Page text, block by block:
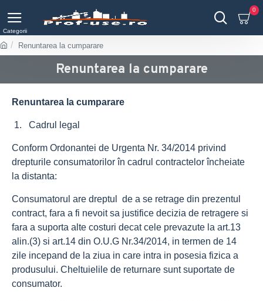
0
Renuntarea la cumparare
Renuntarea la cumparare
Renuntarea la cumparare
1. Cadrul legal
Conform Ordonantei de Urgenta Nr. 34/2014 privind
drepturile consumatorilor în cadrul contractelor încheiate
la distanta:
Consumatorul are dreptul de a se retrage din prezentul
contract, fara a fi nevoit sa justifice decizia de retragere si
fara a suporta alte costuri decat cele prevazute la art.13
alin.(3) si art.14 din O.U.G Nr.34/2014, in termen de 14
zile incepand de la ziua in care intra in posesia fizica a
produsului. Cheltuielile de returnare sunt suportate de
consumator.